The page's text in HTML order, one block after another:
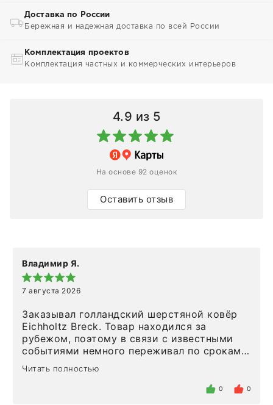
Доставка по России
Бережная и надежная доставка по всей России
Комплектация проектов
Комплектация частных и коммерческих интерьеров
4.9 из 5
На основе 92 оценок
Оставить отзыв
Владимир Я.
7 августа 2026
Заказывал голландский шерстяной ковёр
Eichholtz Breck. Товар находился за
рубежом, поэтому в связи с известными
событиями немного переживал по срокам.
Но homeadore привезли ровно в
определенное в договоре время, без
Читать полностью
0 0